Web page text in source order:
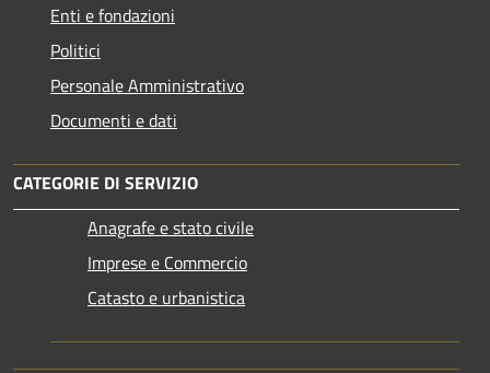
Enti e fondazioni
Politici
Personale Amministrativo
Documenti e dati
CATEGORIE DI SERVIZIO
Anagrafe e stato civile
Imprese e Commercio
Catasto e urbanistica